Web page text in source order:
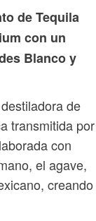
de Tequila
con un
Blanco y
de
transmitida por
con
el agave,
creando